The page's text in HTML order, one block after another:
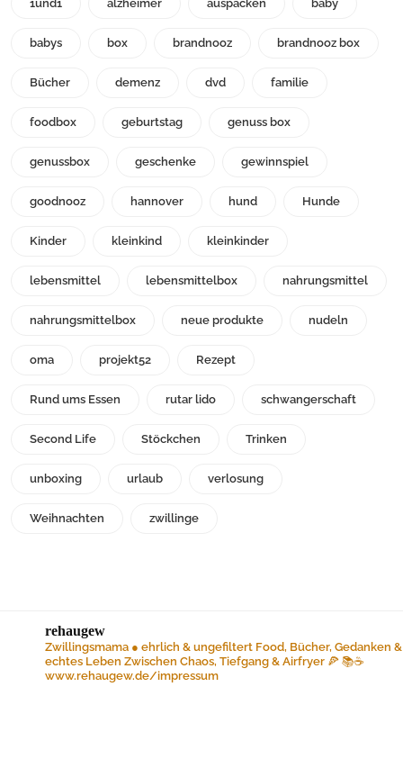
1und1 alzheimer auspacken baby
babys box brandnooz brandnooz box
Bücher demenz dvd familie
foodbox geburtstag genuss box
genussbox geschenke gewinnspiel
goodnooz hannover hund Hunde
Kinder kleinkind kleinkinder
lebensmittel lebensmittelbox nahrungsmittel
nahrungsmittelbox neue produkte nudeln
oma projekt52 Rezept
Rund ums Essen rutar lido schwangerschaft
Second Life Stöckchen Trinken
unboxing urlaub verlosung
Weihnachten zwillinge
rehaugew
Zwillingsmama ● ehrlich & ungefiltert Food, Bücher, Gedanken &
echtes Leben Zwischen Chaos, Tiefgang & Airfryer 🍕 📚☕️
www.rehaugew.de/impressum